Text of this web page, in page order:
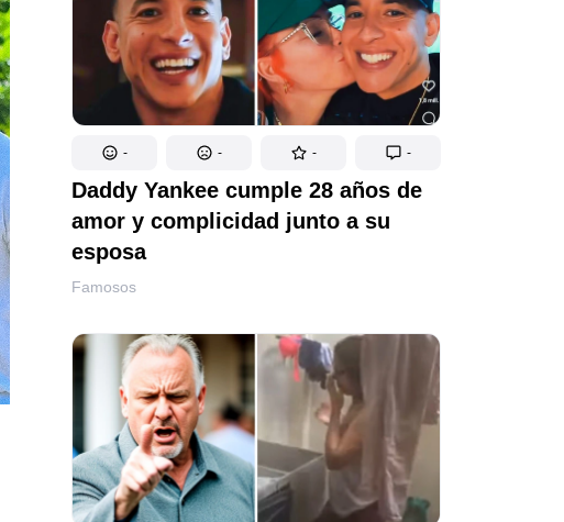
- - - -
Daddy Yankee cumple 28 años de
amor y complicidad junto a su
esposa
Famosos